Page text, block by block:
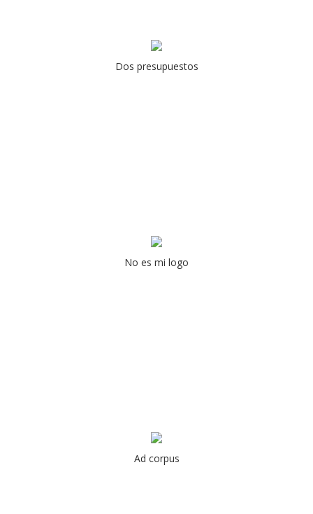
Dos presupuestos
No es mi logo
Ad corpus